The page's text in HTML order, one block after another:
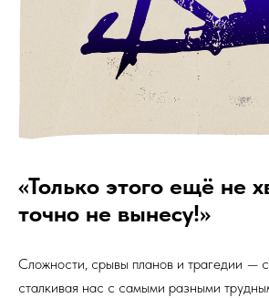
«Только этого ещё не
точно не вынесу!»
Сложности, срывы планов и трагедии —
сталкивая нас с самыми разными